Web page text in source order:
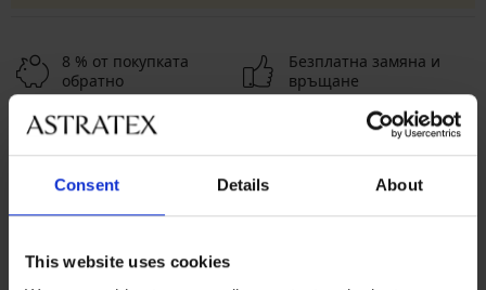
Consent Details About
This website uses cookies
8 % от покупката
обратно
Безплатна замяна и
връщане
Изгодна Как да изберем
Обслужване на клиенти
ч